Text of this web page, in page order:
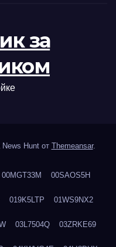
за
Hunt от Themeansar.
00MGT33M 00SAOS5H
019K5LTP 01WS9NX2
03L7504Q 03ZRKE69